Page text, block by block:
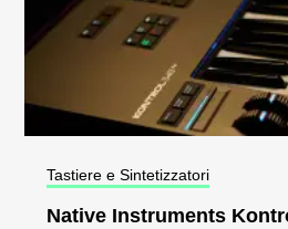
Tastiere e Sintetizzatori
Native Instruments